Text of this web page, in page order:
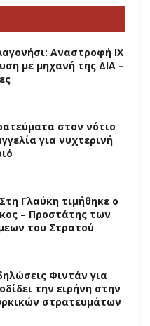
Αναστροφή ΙΧ
με μηχανή της ΔΙΑ –
στον νότιο
για νυχτερινή
Γλαύκη τιμήθηκε ο
– Προστάτης των
του Στρατού
Φιντάν για
την ειρήνη στην
στρατευμάτων